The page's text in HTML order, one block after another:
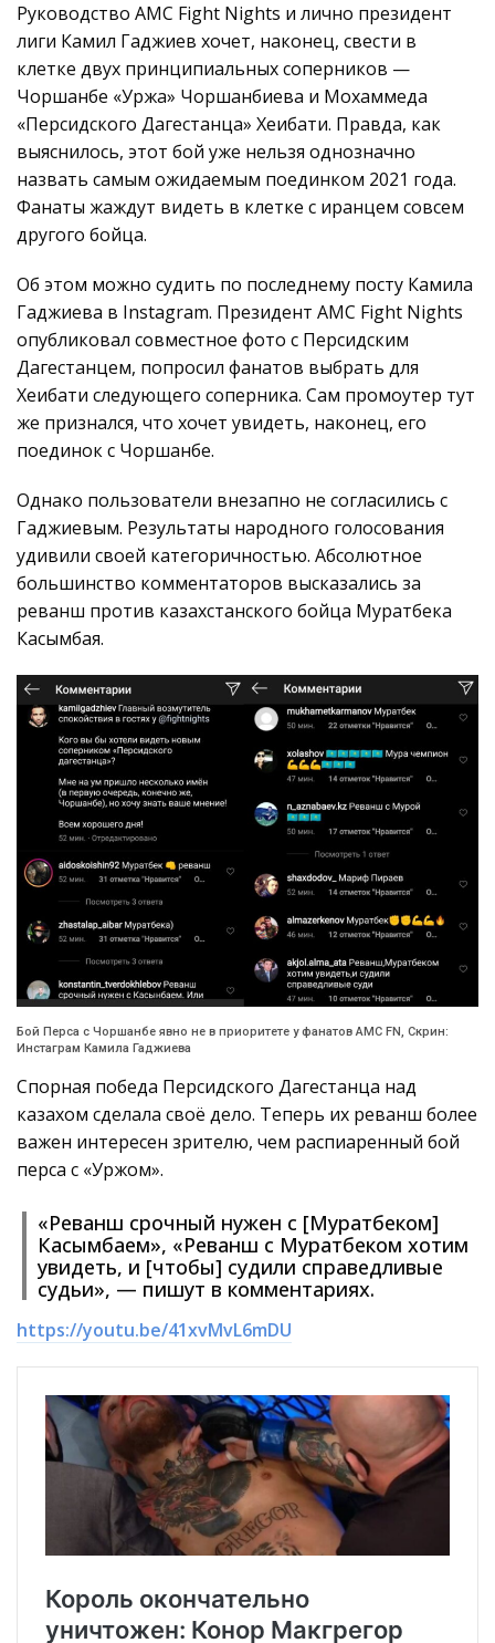
Руководство AMC Fight Nights и лично президент
лиги Камил Гаджиев хочет, наконец, свести в
клетке двух принципиальных соперников —
Чоршанбе «Уржа» Чоршанбиева и Мохаммеда
«Персидского Дагестанца» Хеибати. Правда, как
выяснилось, этот бой уже нельзя однозначно
назвать самым ожидаемым поединком 2021 года.
Фанаты жаждут видеть в клетке с иранцем совсем
другого бойца.
Об этом можно судить по последнему посту Камила
Гаджиева в Instagram. Президент AMC Fight Nights
опубликовал совместное фото с Персидским
Дагестанцем, попросил фанатов выбрать для
Хеибати следующего соперника. Сам промоутер тут
же признался, что хочет увидеть, наконец, его
поединок с Чоршанбе.
Однако пользователи внезапно не согласились с
Гаджиевым. Результаты народного голосования
удивили своей категоричностью. Абсолютное
большинство комментаторов высказались за
реванш против казахстанского бойца Муратбека
Касымбая.
Бой Перса с Чоршанбе явно не в приоритете у фанатов AMC FN, Скрин:
Инстаграм Камила Гаджиева
Спорная победа Персидского Дагестанца над
казахом сделала своё дело. Теперь их реванш более
важен интересен зрителю, чем распиаренный бой
перса с «Уржом».
«Реванш срочный нужен с [Муратбеком]
Касымбаем», «Реванш с Муратбеком хотим
увидеть, и [чтобы] судили справедливые
судьи», — пишут в комментариях.
https://youtu.be/41xvMvL6mDU